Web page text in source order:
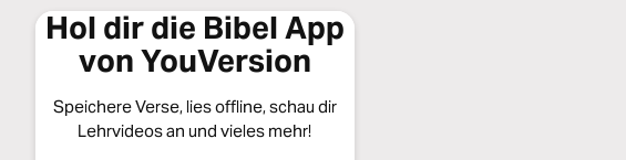
Hol dir die Bibel App
von YouVersion
Speichere Verse, lies offline, schau dir
Lehrvideos an und vieles mehr!